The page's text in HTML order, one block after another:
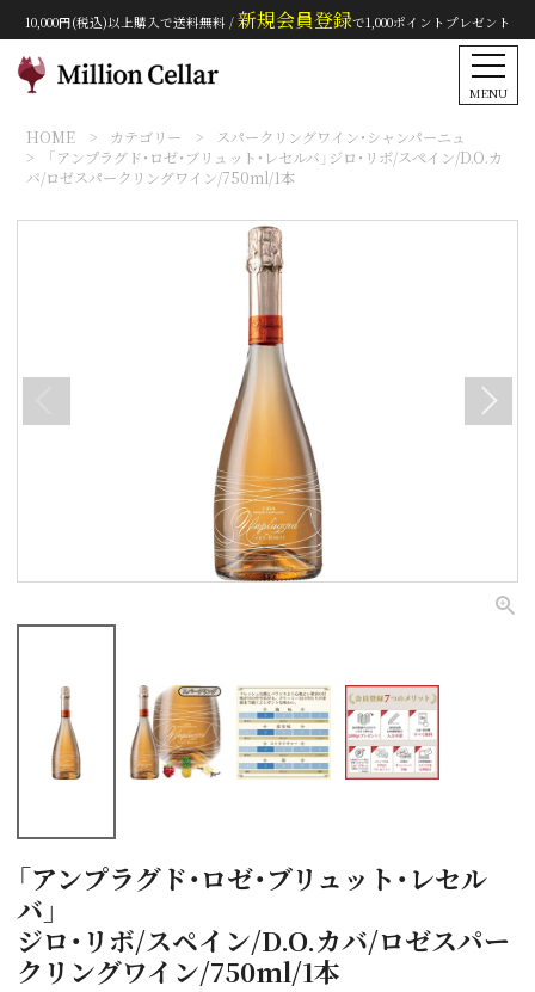
10,000円(税込)以上購入で送料無料 / 新規会員登録で1,000ポイントプレゼント
MENU
HOME カテゴリー
スパークリングワイン・シャンパーニュ
「アンプラグド・ロゼ・ブリュット・レセルバ」ジロ・リボ/スペイン/D.O.カ
バ/ロゼスパークリングワイン/750ml/1本
「アンプラグド・ロゼ・ブリュット・レセル
バ」
ジロ・リボ/スペイン/D.O.カバ/ロゼスパー
クリングワイン/750ml/1本